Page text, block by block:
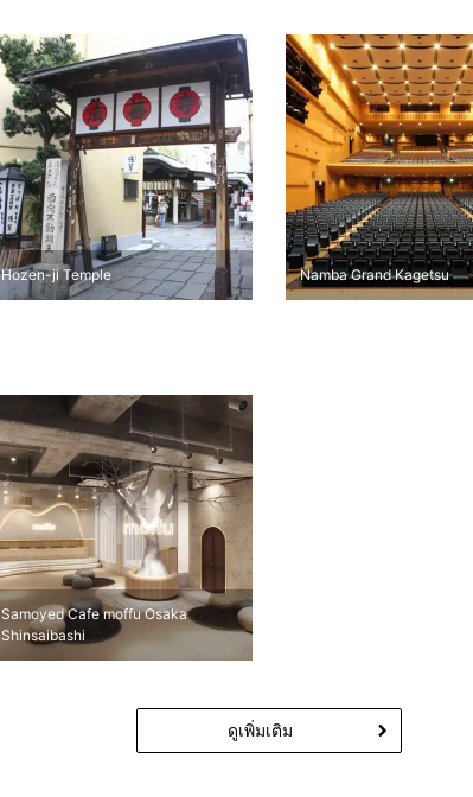
Hozen-ji Temple Namba Grand Kagetsu
Samoyed Cafe moffu Osaka
Shinsaibashi
ดูเพิ่มเติม